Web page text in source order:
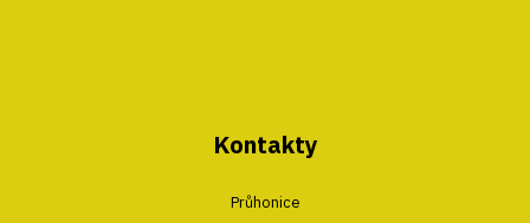
Kontakty
Průhonice